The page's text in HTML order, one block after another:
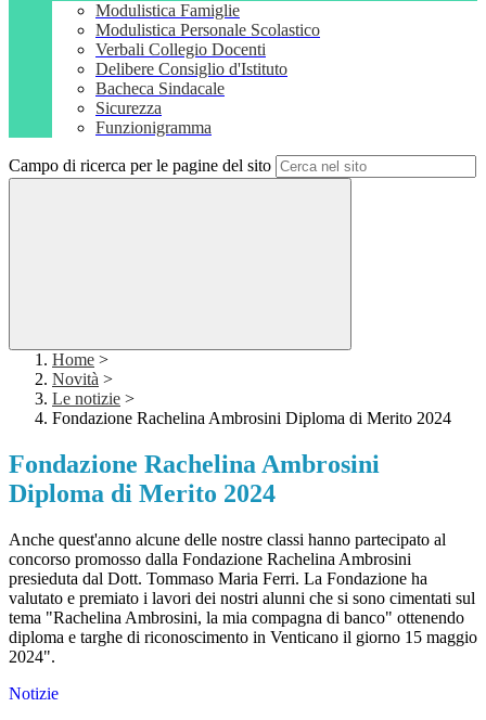
Modulistica Famiglie
Modulistica Personale Scolastico
Verbali Collegio Docenti
Delibere Consiglio d'Istituto
Bacheca Sindacale
Sicurezza
Funzionigramma
Campo di ricerca per le pagine del sito
Home >
Novità >
Le notizie >
Fondazione Rachelina Ambrosini Diploma di Merito 2024
Fondazione Rachelina Ambrosini
Diploma di Merito 2024
Anche quest'anno alcune delle nostre classi hanno partecipato al
concorso promosso dalla Fondazione Rachelina Ambrosini
presieduta dal Dott. Tommaso Maria Ferri. La Fondazione ha
valutato e premiato i lavori dei nostri alunni che si sono cimentati sul
tema "Rachelina Ambrosini, la mia compagna di banco" ottenendo
diploma e targhe di riconoscimento in Venticano il giorno 15 maggio
2024".
Notizie